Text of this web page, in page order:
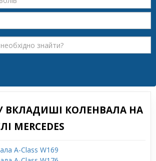
ВКЛАДИШІ КОЛЕНВАЛА НА
MERCEDES
A-Class W169